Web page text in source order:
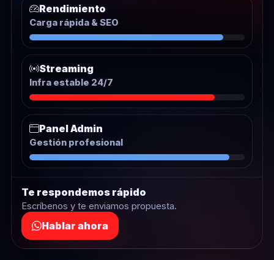
Rendimiento
Carga rápida & SEO
Streaming
Infra estable 24/7
Panel Admin
Gestión profesional
Te respondemos rápido
Escríbenos y te enviamos propuesta.
Hablar ahora